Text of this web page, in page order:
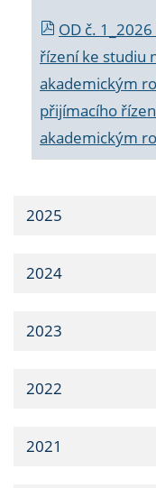
OD č.
řízení ke studiu
akademickým
přijímacího
akademickým
2025
2024
2023
2022
2021